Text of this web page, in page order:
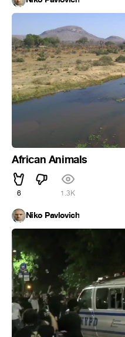
African Animals
6 1.3K
Niko Pavlovich